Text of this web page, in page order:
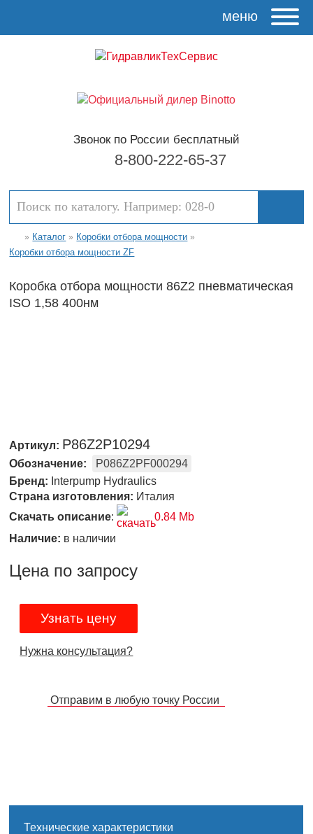
меню
Звонок по России бесплатный
8-800-222-65-37
» Каталог » Коробки отбора мощности »
Коробки отбора мощности ZF
Коробка отбора мощности 86Z2 пневматическая
ISO 1,58 400нм
Артикул: P86Z2P10294
Обозначение:
P086Z2PF000294
Бренд: Interpump Hydraulics
Страна изготовления: Италия
Скачать описание:
0.84 Mb
Наличие: в наличии
Цена по запросу
Узнать цену
Нужна консультация?
Отправим в любую точку России
Технические характеристики